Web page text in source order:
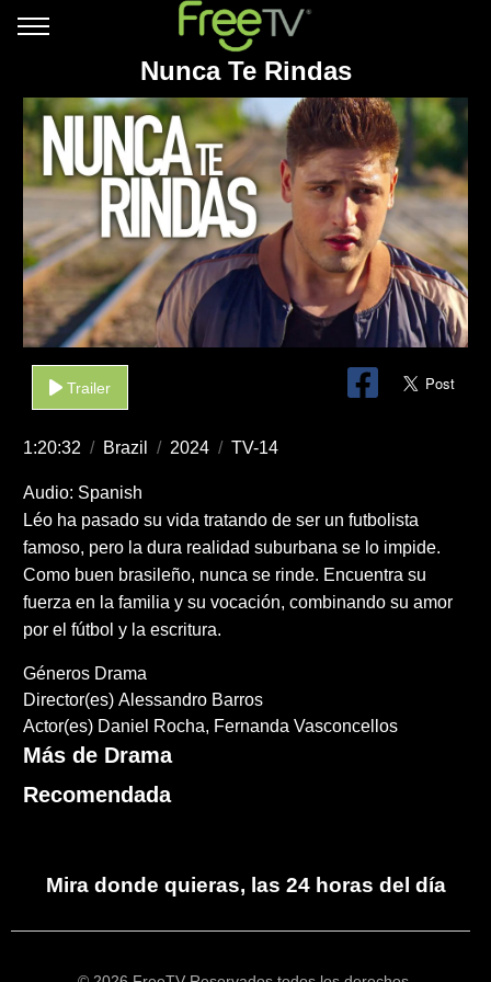
Nunca Te Rindas
Trailer
1:20:32 / Brazil / 2024 / TV-14
Audio: Spanish
Léo ha pasado su vida tratando de ser un futbolista
famoso, pero la dura realidad suburbana se lo impide.
Como buen brasileño, nunca se rinde. Encuentra su
fuerza en la familia y su vocación, combinando su amor
por el fútbol y la escritura.
Géneros Drama
Director(es) Alessandro Barros
Actor(es) Daniel Rocha Fernanda Vasconcellos
Más de Drama
Recomendada
Mira donde quieras, las 24 horas del día